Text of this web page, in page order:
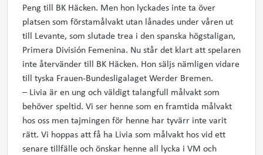
Peng till BK Häcken. Men hon lyckades inte ta över
platsen som förstamålvakt utan lånades under våren ut
till Levante, som slutade trea i den spanska högstaligan,
Primera División Femenina. Nu står det klart att spelaren
inte återvänder till BK Häcken. Hon säljs nämligen vidare
till tyska Frauen-Bundesligalaget Werder Bremen.
– Livia är en ung och väldigt talangfull målvakt som
behöver speltid. Vi ser henne som en framtida målvakt
hos oss men tajmingen för henne har tyvärr inte varit
rätt. Vi hoppas att få ha Livia som målvakt hos vid ett
senare tillfälle och önskar henne all lycka i VM och